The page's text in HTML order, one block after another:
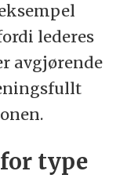
lederes
avgjørende
type